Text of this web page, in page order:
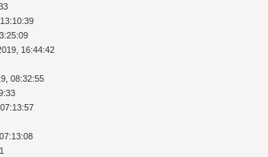
16:44:42
08:32:55